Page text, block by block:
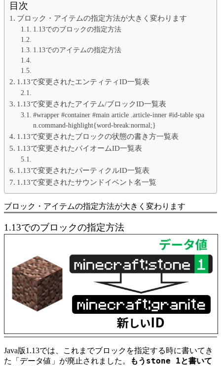
目次
ブロック・アイテムの指定方法が大きく変わります
1.13でのブロックの指定方法
1.13でのアイテムの指定方法
1.13で変更されたエンティティID一覧表
1.13で変更されたアイテム/ブロックID一覧表
#wrapper #container #main article .article-inner #id-table spa
n.command-highlight{word-break:normal;}
1.13で変更されたブロックの状態の書き方一覧表
1.13で変更されたバイオームID一覧表
1.13で変更されたパーティクルID一覧表
1.13で変更されたサウンドイベント名一覧
ブロック・アイテムの指定方法が大きく変わります
1.13でのブロックの指定方法
Java版1.13では、これまでブロックを指定する時に書いてき
た「データ値」が廃止されました。
もう stone 1と書いて